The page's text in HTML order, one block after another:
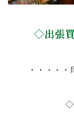
◇出張
・・・・
◇